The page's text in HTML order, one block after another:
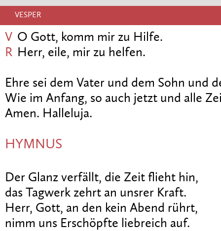
VESPER
V O Gott, komm mir zu Hilfe.
R Herr, eile, mir zu helfen.
Ehre sei dem Vater und dem Sohn und
Wie im Anfang, so auch jetzt und alle
Amen. Halleluja.
HYMNUS
Der Glanz verfällt, die Zeit flieht hin,
das Tagwerk zehrt an unsrer Kraft.
Herr, Gott, an den kein Abend rührt,
nimm uns Erschöpfte liebreich auf.